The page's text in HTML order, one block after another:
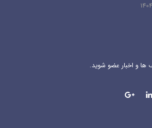
و اخبار عضو شوید.